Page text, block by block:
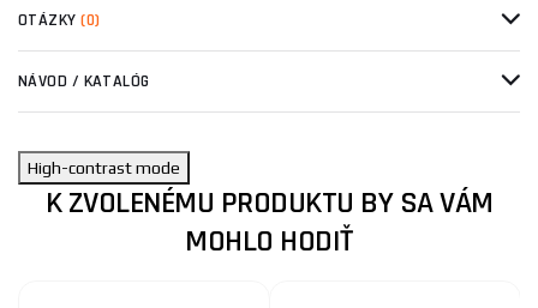
OTÁZKY(0)
NÁVOD / KATALÓG
High-contrast mode
K ZVOLENÉMU PRODUKTU BY SA VÁM
MOHLO HODIŤ